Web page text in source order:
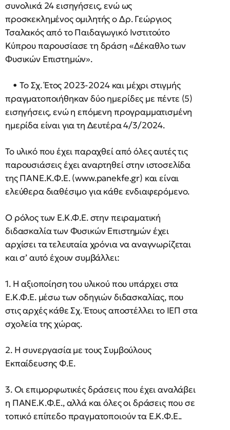
συνολικά 24 εισηγήσεις, ενώ ως
προσκεκλημένος ομιλητής ο Δρ. Γεώργιος
Τσαλακός από το Παιδαγωγικό Ινστιτούτο
Κύπρου παρουσίασε τη δράση «Δέκαθλο των
Φυσικών Επιστημών».
• Το Σχ. Έτος 2023-2024 και μέχρι στιγμής
πραγματοποιήθηκαν δύο ημερίδες με πέντε (5)
εισηγήσεις, ενώ η επόμενη προγραμματισμένη
ημερίδα είναι για τη Δευτέρα 4/3/2024.
Το υλικό που έχει παραχθεί από όλες αυτές τις
παρουσιάσεις έχει αναρτηθεί στην ιστοσελίδα
της ΠΑΝΕ.Κ.Φ.Ε. (www.panekfe.gr) και είναι
ελεύθερα διαθέσιμο για κάθε ενδιαφερόμενο.
Ο ρόλος των Ε.Κ.Φ.Ε. στην πειραματική
διδασκαλία των Φυσικών Επιστημών έχει
αρχίσει τα τελευταία χρόνια να αναγνωρίζεται
και σ’ αυτό έχουν συμβάλλει:
1. Η αξιοποίηση του υλικού που υπάρχει στα
Ε.Κ.Φ.Ε. μέσω των οδηγιών διδασκαλίας, που
στις αρχές κάθε Σχ. Έτους αποστέλλει το ΙΕΠ στα
σχολεία της χώρας.
2. Η συνεργασία με τους Συμβούλους
Εκπαίδευσης Φ.Ε.
3. Οι επιμορφωτικές δράσεις που έχει αναλάβει
η ΠΑΝΕ.Κ.Φ.Ε., αλλά και όλες οι δράσεις που σε
τοπικό επίπεδο πραγματοποιούν τα Ε.Κ.Φ.Ε..